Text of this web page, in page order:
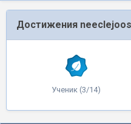
Достижения
Ученик (3/14)